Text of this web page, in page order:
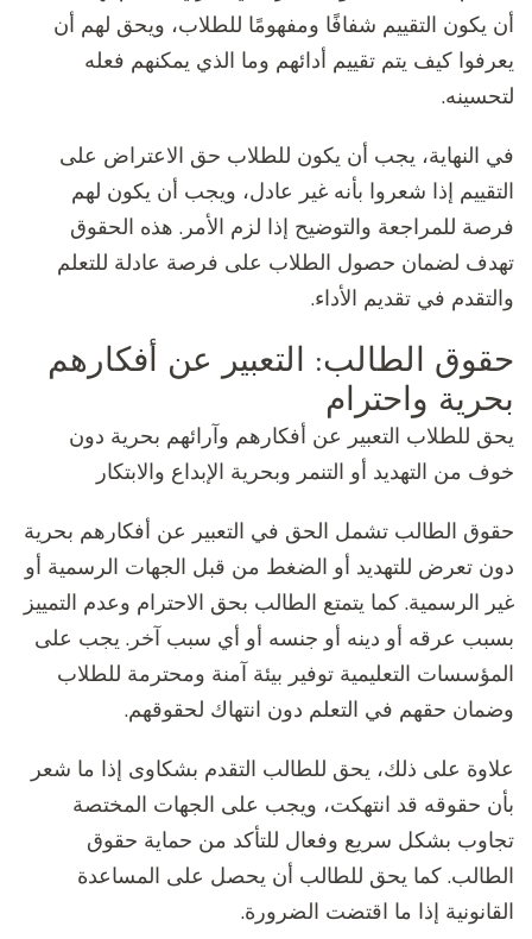
أن يكون التقييم شفافًا ومفهومًا للطلاب، ويحق لهم أن
يعرفوا كيف يتم تقييم أدائهم وما الذي يمكنهم فعله
لتحسينه.
في النهاية، يجب أن يكون للطلاب حق الاعتراض على
التقييم إذا شعروا بأنه غير عادل، ويجب أن يكون لهم
فرصة للمراجعة والتوضيح إذا لزم الأمر. هذه الحقوق
تهدف لضمان حصول الطلاب على فرصة عادلة للتعلم
والتقدم في تقديم الأداء.
حقوق الطالب: التعبير عن أفكارهم
بحرية واحترام
يحق للطلاب التعبير عن أفكارهم وآرائهم بحرية دون
خوف من التهديد أو التنمر وبحرية الإبداع والابتكار
حقوق الطالب تشمل الحق في التعبير عن أفكارهم بحرية
دون تعرض للتهديد أو الضغط من قبل الجهات الرسمية أو
غير الرسمية. كما يتمتع الطالب بحق الاحترام وعدم التمييز
بسبب عرقه أو دينه أو جنسه أو أي سبب آخر. يجب على
المؤسسات التعليمية توفير بيئة آمنة ومحترمة للطلاب
وضمان حقهم في التعلم دون انتهاك لحقوقهم.
علاوة على ذلك، يحق للطالب التقدم بشكاوى إذا ما شعر
بأن حقوقه قد انتهكت، ويجب على الجهات المختصة
تجاوب بشكل سريع وفعال للتأكد من حماية حقوق
الطالب. كما يحق للطالب أن يحصل على المساعدة
القانونية إذا ما اقتضت الضرورة.